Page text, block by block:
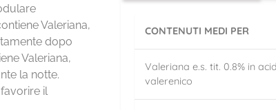
Valeriana,
dopo
Valeriana,
la notte.
il
CONTENUTI MEDI PER
Valeriana e.s. tit. 0.8% in
valerenico